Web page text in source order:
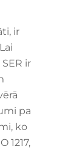
ir
ir
pa
ko
1217,